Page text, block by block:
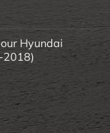
Hyundai
2018)